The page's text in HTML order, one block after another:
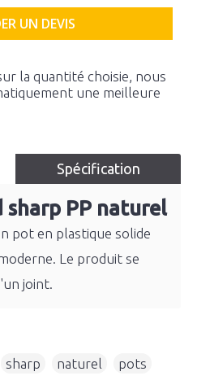
UN DEVIS
la quantité choisie, nous
une meilleure
Spécification
sharp PP naturel
pot en plastique solide
Le produit se
joint.
sharp naturel pots